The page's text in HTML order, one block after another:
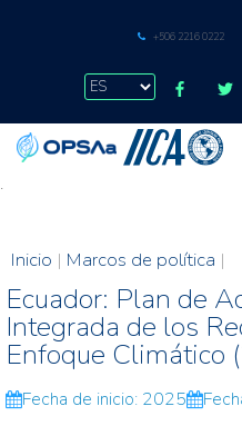
+506 2216 0222
.
Inicio | Marcos de política |
Ecuador: Plan de
Integrada de los
Enfoque Climático
Fecha de inicio: 2025